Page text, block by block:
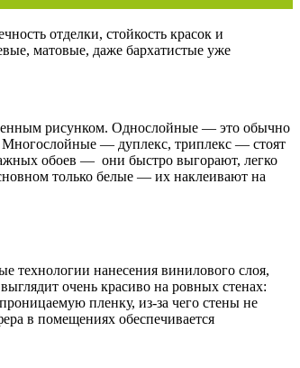
отделки, стойкость красок и
матовые, даже бархатистые уже
рисунком. Однослойные — это обычно
Многослойные — дуплекс, триплекс — стоят
обоев — они быстро выгорают, легко
только белые — их наклеивают на
технологии нанесения винилового слоя,
очень красиво на ровных стенах:
пленку, из-за чего стены не
в помещениях обеспечивается